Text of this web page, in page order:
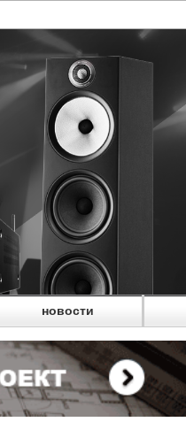
новости